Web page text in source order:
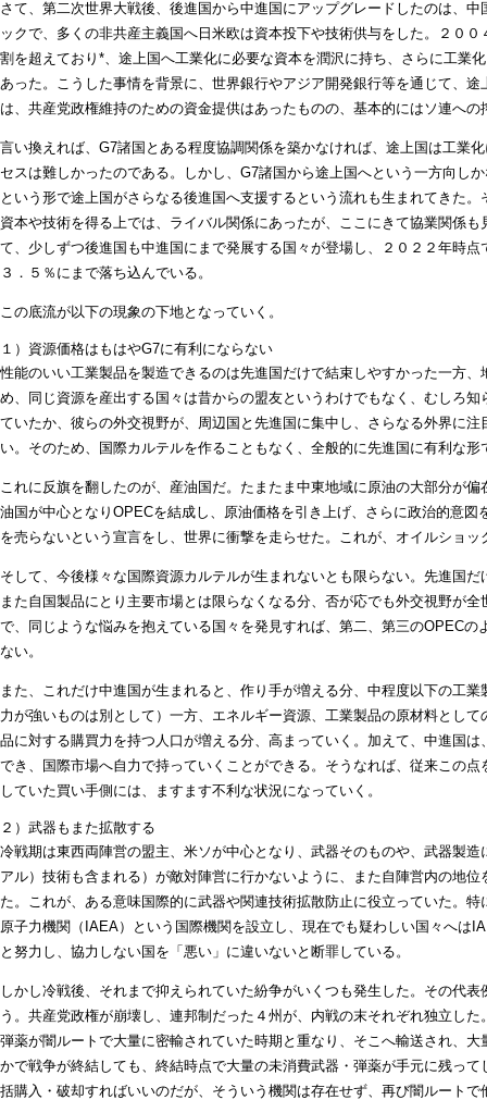
さて、第二次世界大戦後、後進国から中進国にアップグレードしたのは、
ックで、多くの非共産主義国へ日米欧は資本投下や技術供与をした。２０
割を超えており*、途上国へ工業化に必要な資本を潤沢に持ち、さらに工業
あった。こうした事情を背景に、世界銀行やアジア開発銀行等を通じて、
は、共産党政権維持のための資金提供はあったものの、基本的にはソ連への
言い換えれば、G7諸国とある程度協調関係を築かなければ、途上国は工業
セスは難しかったのである。しかし、G7諸国から途上国へという一方向し
という形で途上国がさらなる後進国へ支援するという流れも生まれてきた
資本や技術を得る上では、ライバル関係にあったが、ここにきて協業関係
て、少しずつ後進国も中進国にまで発展する国々が登場し、２０２２年時
３．５％にまで落ち込んでいる。
この底流が以下の現象の下地となっていく。
１）資源価格はもはやG7に有利にならない
性能のいい工業製品を製造できるのは先進国だけで結束しやすかった一方
め、同じ資源を産出する国々は昔からの盟友というわけでもなく、むしろ
ていたか、彼らの外交視野が、周辺国と先進国に集中し、さらなる外界に
い。そのため、国際カルテルを作ることもなく、全般的に先進国に有利な
これに反旗を翻したのが、産油国だ。たまたま中東地域に原油の大部分が
油国が中心となりOPECを結成し、原油価格を引き上げ、さらに政治的意図
を売らないという宣言をし、世界に衝撃を走らせた。これが、オイルショッ
そして、今後様々な国際資源カルテルが生まれないとも限らない。先進国
また自国製品にとり主要市場とは限らなくなる分、否が応でも外交視野が
で、同じような悩みを抱えている国々を発見すれば、第二、第三のOPECの
ない。
また、これだけ中進国が生まれると、作り手が増える分、中程度以下の工
力が強いものは別として）一方、エネルギー資源、工業製品の原材料とし
品に対する購買力を持つ人口が増える分、高まっていく。加えて、中進国
でき、国際市場へ自力で持っていくことができる。そうなれば、従来この
していた買い手側には、ますます不利な状況になっていく。
２）武器もまた拡散する
冷戦期は東西両陣営の盟主、米ソが中心となり、武器そのものや、武器製
アル）技術も含まれる）が敵対陣営に行かないように、また自陣営内の地
た。これが、ある意味国際的に武器や関連技術拡散防止に役立っていた。
原子力機関（IAEA）という国際機関を設立し、現在でも疑わしい国々へは
と努力し、協力しない国を「悪い」に違いないと断罪している。
しかし冷戦後、それまで抑えられていた紛争がいくつも発生した。その代
う。共産党政権が崩壊し、連邦制だった４州が、内戦の末それぞれ独立し
弾薬が闇ルートで大量に密輸されていた時期と重なり、そこへ輸送され、
かで戦争が終結しても、終結時点で大量の未消費武器・弾薬が手元に残っ
括購入・破却すればいいのだが、そういう機関は存在せず、再び闇ルート